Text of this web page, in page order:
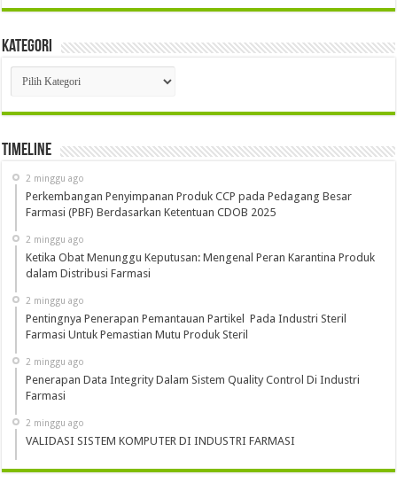
Kategori
Kategori
Timeline
2 minggu ago
Perkembangan Penyimpanan Produk CCP pada Pedagang Besar
Farmasi (PBF) Berdasarkan Ketentuan CDOB 2025
2 minggu ago
Ketika Obat Menunggu Keputusan: Mengenal Peran Karantina Produk
dalam Distribusi Farmasi
2 minggu ago
Pentingnya Penerapan Pemantauan Partikel Pada Industri Steril
Farmasi Untuk Pemastian Mutu Produk Steril
2 minggu ago
Penerapan Data Integrity Dalam Sistem Quality Control Di Industri
Farmasi
2 minggu ago
VALIDASI SISTEM KOMPUTER DI INDUSTRI FARMASI